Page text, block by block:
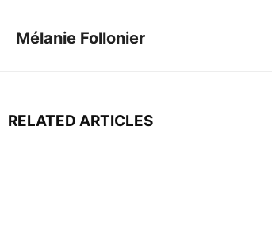
Mélanie Follonier
RELATED ARTICLES